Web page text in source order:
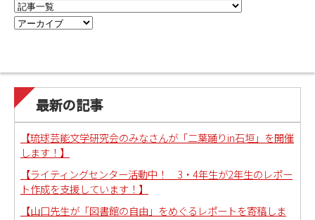
最新の記事
【琉球芸能文学研究会のみなさんが「二葉踊りin石垣」を開催
します！】
【ライティングセンター活動中！ 3・4年生が2年生のレポー
ト作成を支援しています！】
【山口先生が「図書館の自由」をめぐるレポートを寄稿しま